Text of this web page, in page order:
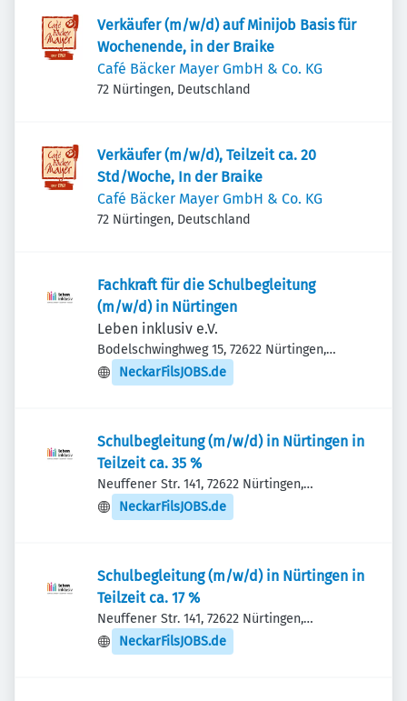
Verkäufer (m/w/d) auf Minijob Basis für
Wochenende, in der Braike
Café Bäcker Mayer GmbH & Co. KG
72 Nürtingen, Deutschland
Verkäufer (m/w/d), Teilzeit ca. 20
Std/Woche, In der Braike
Café Bäcker Mayer GmbH & Co. KG
72 Nürtingen, Deutschland
Fachkraft für die Schulbegleitung
(m/w/d) in Nürtingen
Leben inklusiv e.V.
Bodelschwinghweg 15, 72622 Nürtingen,
Deutschland
NeckarFilsJOBS.de
Schulbegleitung (m/w/d) in Nürtingen in
Teilzeit ca. 35 %
Neuffener Str. 141, 72622 Nürtingen,
Deutschland
NeckarFilsJOBS.de
Schulbegleitung (m/w/d) in Nürtingen in
Teilzeit ca. 17 %
Neuffener Str. 141, 72622 Nürtingen,
Deutschland
NeckarFilsJOBS.de